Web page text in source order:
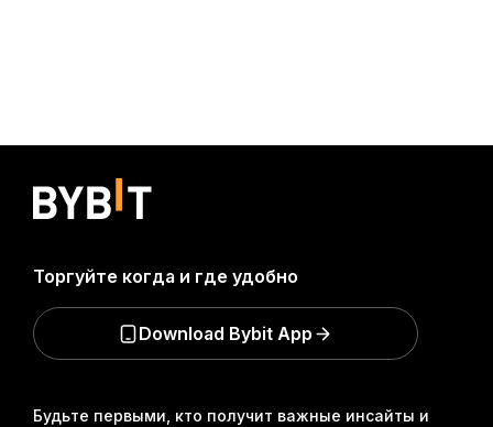
Будьте первыми, кто получит важные инсайты и
Торгуйте когда и где удобно
Download Bybit App